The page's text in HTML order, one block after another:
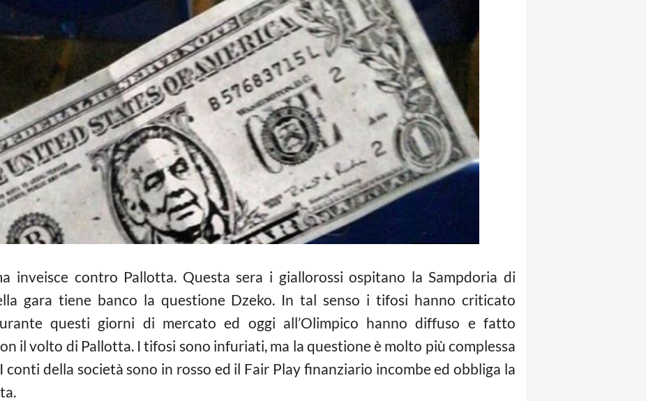
inveisce contro Pallotta. Questa sera i giallorossi ospitano la Sampdoria di
gara tiene banco la questione Dzeko. In tal senso i tifosi hanno criticato
questi giorni di mercato ed oggi all’Olimpico hanno diffuso e fatto
il volto di Pallotta. I tifosi sono infuriati, ma la questione è molto più complessa
conti della società sono in rosso ed il Fair Play finanziario incombe ed obbliga la